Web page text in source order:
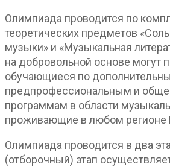
Олимпиада проводится по
теоретических предметов
музыки» и «Музыкальная
на добровольной основе могут
обучающиеся по
предпрофессиональным и
программам в области
проживающие в любом регионе
Олимпиада проводится в два
(отборочный) этап